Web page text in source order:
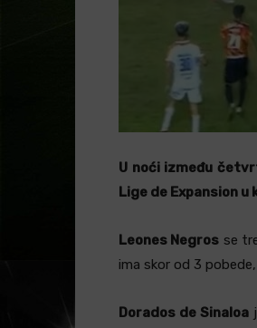
U noći između
Lige de Expansion
Leones Negrosse
ima skor od 3
Dorados de Sinaloa